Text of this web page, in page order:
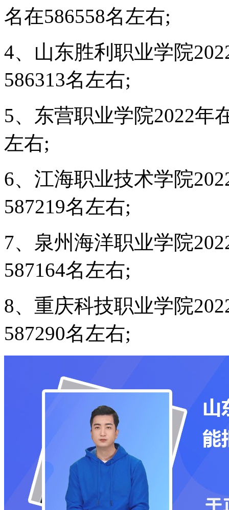
名在586558名左右;
4、山东胜利职业学院
586313名左右;
5、东营职业学院2022年
左右;
6、江海职业技术学院
587219名左右;
7、泉州海洋职业学院
587164名左右;
8、重庆科技职业学院
587290名左右;